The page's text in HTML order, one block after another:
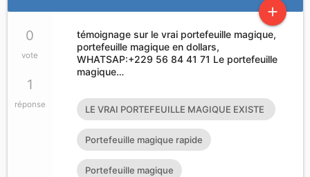
add
0
vote
1
réponse
témoignage sur le vrai portefeuille magique,
portefeuille magique en dollars,
WHATSAP:+229 56 84 41 71 Le portefeuille
magique…
LE VRAI PORTEFEUILLE MAGIQUE EXISTE
T’IL?
Portefeuille magique rapide
Portefeuille magique